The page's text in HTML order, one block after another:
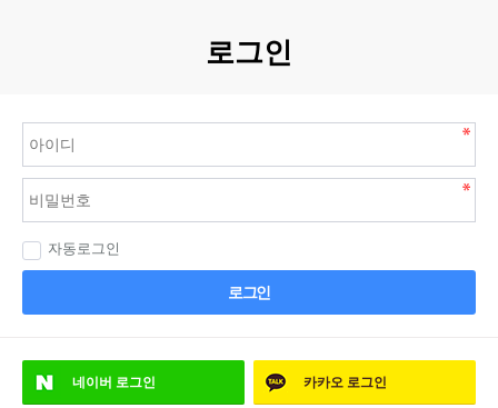
로그인
자동로그인
로그인
네이버 로그인 카카오 로그인